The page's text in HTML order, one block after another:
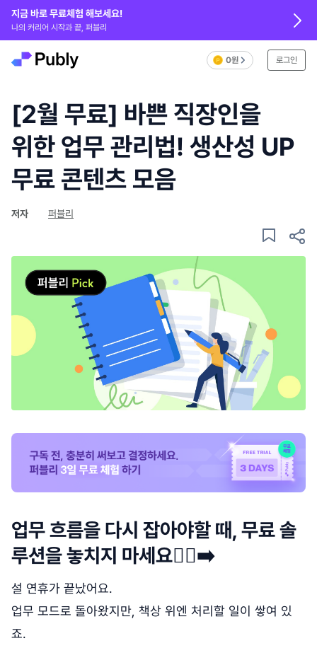
지금 바로 무료체험 해보세요!
나의 커리어 시작과 끝, 퍼블리
0원 로그인
[2월 무료] 바쁜 직장인을
위한 업무 관리법! 생산성 UP
무료 콘텐츠 모음
저자 퍼블리
업무 흐름을 다시 잡아야할 때, 무료 솔
루션을 놓치지 마세요🏃‍♂️‍➡️
설 연휴가 끝났어요.
업무 모드로 돌아왔지만, 책상 위엔 처리할 일이 쌓여 있
죠.